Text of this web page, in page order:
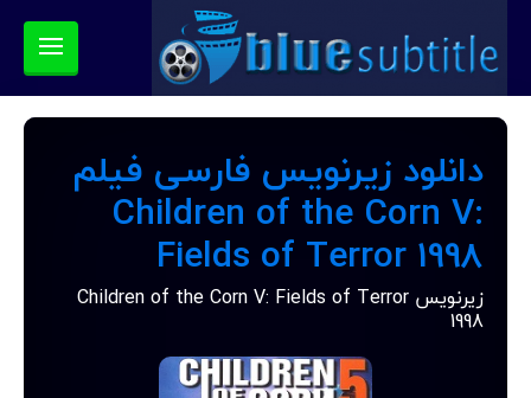
دانلود زیرنویس فارسی فیلم
Children of the Corn V:
Fields of Terror 1998
زیرنویس Children of the Corn V: Fields of Terror
1998